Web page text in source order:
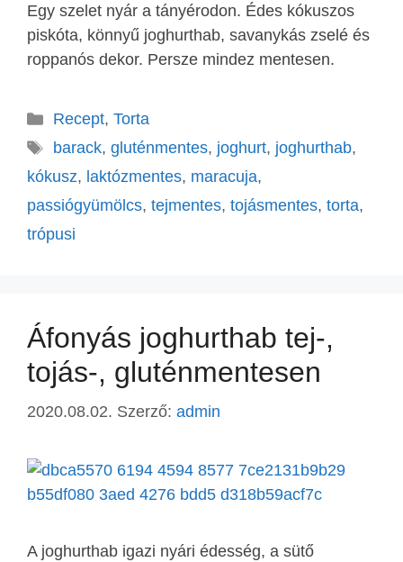
Egy szelet nyár a tányérodon. Édes kókuszos
piskóta, könnyű joghurthab, savanykás zselé és
roppanós dekor. Persze mindez mentesen.
Recept, Torta
barack, gluténmentes, joghurt, joghurthab,
kókusz, laktózmentes, maracuja,
passiógyümölcs, tejmentes, tojásmentes, torta,
trópusi
Áfonyás joghurthab tej-,
tojás-, gluténmentesen
2020.08.02. Szerző: admin
A joghurthab igazi nyári édesség, a sütő